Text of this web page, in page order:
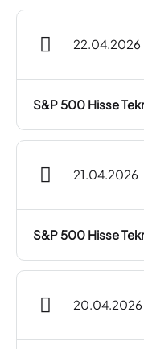
22.04.2026
S&P 500 Hisse
21.04.2026
S&P 500 Hisse
20.04.2026